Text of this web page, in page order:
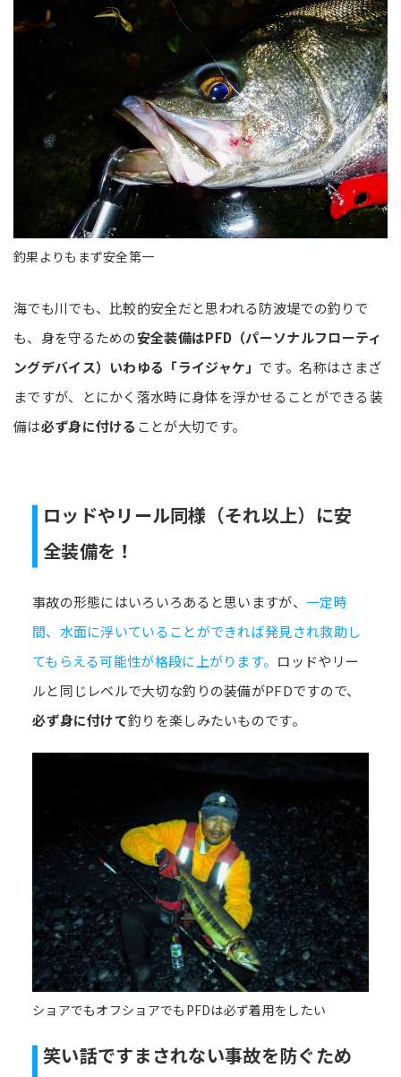
釣果よりもまず安全第一
海でも川でも、比較的安全だと思われる防波堤での釣りで
も、身を守るための安全装備はPFD（パーソナルフローティ
ングデバイス）いわゆる「ライジャケ」 です。名称はさまざ
まですが、とにかく落水時に身体を浮かせることができる装
備は必ず身に付ける ことが大切です。
ロッドやリール同様（それ以上）に安
全装備を！
事故の形態にはいろいろあると思いますが、 一定時
間、水面に浮いていることができれば発見され救助し
てもらえる可能性が格段に上がります。 ロッドやリー
ルと同じレベルで大切な釣りの装備がPFDですので、
必ず身に付けて釣りを楽しみたいものです。
ショアでもオフショアでもPFDは必ず着用をしたい
笑い話ですまされない事故を防ぐため